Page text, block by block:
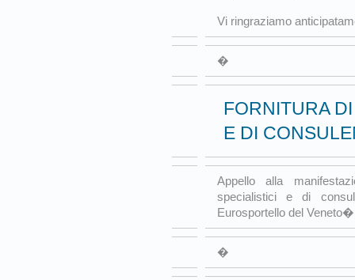
Vi ringraziamo
�
FORNITURA
E DI
Appello alla
specialistici e di
Eurosportello del Veneto�
�